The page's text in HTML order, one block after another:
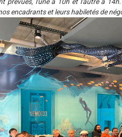
encadrants et leurs habiletés de